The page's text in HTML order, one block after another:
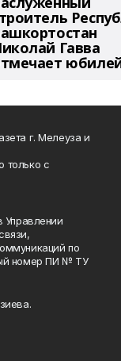
Гавва
г. Мелеуза и
только с
Управлении
по
номер ПИ № ТУ